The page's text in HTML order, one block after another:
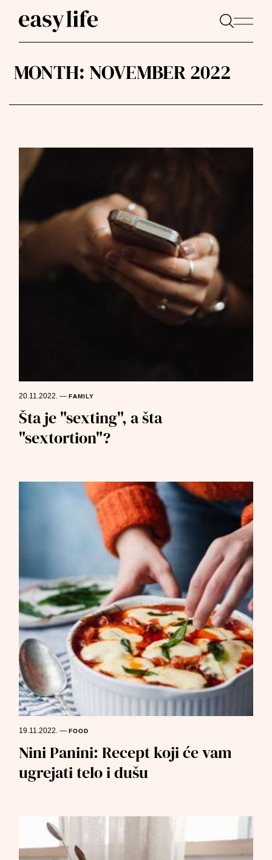
MONTH: NOVEMBER 2022
20.11.2022.—FAMILY
Šta je "sexting", a šta
"sextortion"?
19.11.2022.—FOOD
Nini Panini: Recept koji će vam
ugrejati telo i dušu